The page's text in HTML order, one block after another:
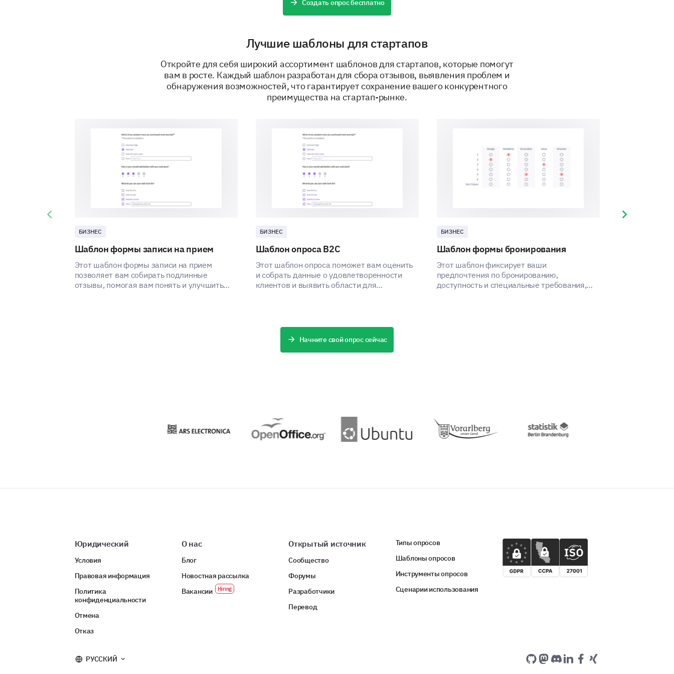
Can you elaborate on how you feel these areas can be improved?
Создать опрос бесплатно
Лучшие шаблоны для стартапов
Откройте для себя широкий ассортимент шаблонов для стартапов, которые помогут
вам в росте. Каждый шаблон разработан для сбора отзывов, выявления проблем и
обнаружения возможностей, что гарантирует сохранение вашего конкурентного
преимущества на стартап-рынке.
БИЗНЕС
Шаблон формы записи на прием
Этот шаблон формы записи на прием
позволяет вам собирать подлинные
отзывы, помогая вам понять и улучшить
БИЗНЕС
Шаблон опроса B2C
Этот шаблон опроса поможет вам оценить
и собрать данные о удовлетворенности
клиентов и выявить области для
БИЗНЕС
Шаблон формы бронирования
Этот шаблон фиксирует ваши
предпочтения по бронированию,
доступность и специальные требования,
Previous slide Next slide
Начните свой опрос сейчас
Юридический
Условия
Правовая информация
Политика
конфиденциальности
Отмена
Отказ
О нас
Блог
Новостная рассылка
Вакансии
Открытый источник
Сообщество
Форумы
Разработчики
Перевод
Типы опросов
Шаблоны опросов
Инструменты опросов
Сценарии использования
РУССКИЙ